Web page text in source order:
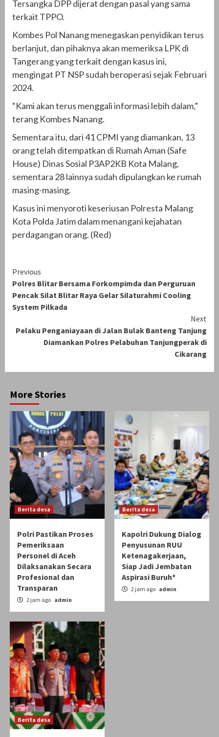
Tersangka DPP dijerat dengan pasal yang sama
terkait TPPO.
Kombes Pol Nanang menegaskan penyidikan terus
berlanjut, dan pihaknya akan memeriksa LPK di
Tangerang yang terkait dengan kasus ini,
mengingat PT NSP sudah beroperasi sejak Februari
2024.
“Kami akan terus menggali informasi lebih dalam,”
terang Kombes Nanang.
Sementara itu, dari 41 CPMI yang diamankan, 13
orang telah ditempatkan di Rumah Aman (Safe
House) Dinas Sosial P3AP2KB Kota Malang,
sementara 28 lainnya sudah dipulangkan ke rumah
masing-masing.
Kasus ini menyoroti keseriusan Polresta Malang
Kota Polda Jatim dalam menangani kejahatan
perdagangan orang. (Red)
Continue
Reading
Previous
Polres Blitar Bersama Forkompimda dan Perguruan
Pencak Silat Blitar Raya Gelar Silaturahmi Cooling
System Pilkada
Next
Pelaku Penganiayaan di Jalan Bulak Banteng Tanjung
Diamankan Polres Pelabuhan Tanjungperak di
Cikarang
More Stories
Berita desa
Polri Pastikan Proses
Pemeriksaan
Personel di Aceh
Dilaksanakan Secara
Profesional dan
Transparan
2 jam ago admin
Berita desa
Kapolri Dukung Dialog
Penyusunan RUU
Ketenagakerjaan,
Siap Jadi Jembatan
Aspirasi Buruh*
2 jam ago admin
Berita desa